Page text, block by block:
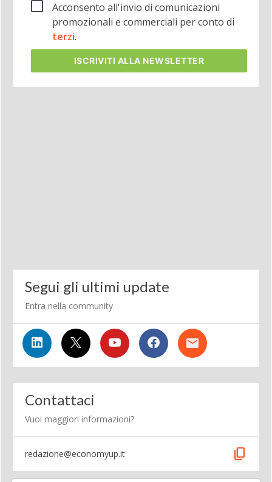
Acconsento all'invio di comunicazioni
promozionali e commerciali per conto di
terzi.
ISCRIVITI ALLA NEWSLETTER
Segui gli ultimi update
Entra nella community
Contattaci
Vuoi maggiori informazioni?
redazione@economyup.it content_copy